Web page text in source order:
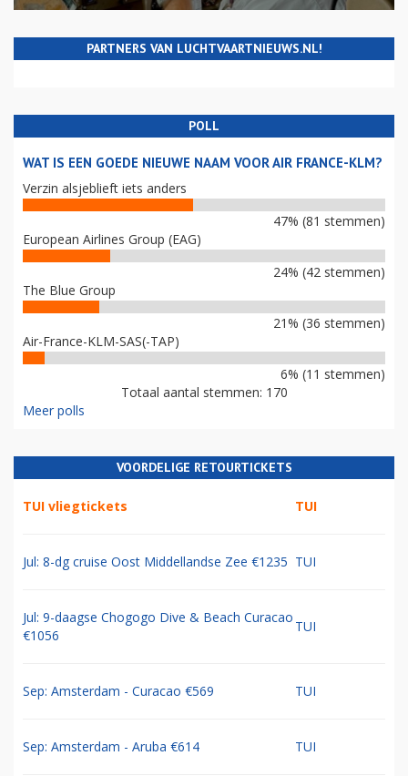
PARTNERS VAN LUCHTVAARTNIEUWS.NL!
POLL
WAT IS EEN GOEDE NIEUWE NAAM VOOR AIR FRANCE-KLM?
Verzin alsjeblieft iets anders
47% (81 stemmen)
European Airlines Group (EAG)
24% (42 stemmen)
The Blue Group
21% (36 stemmen)
Air-France-KLM-SAS(-TAP)
6% (11 stemmen)
Totaal aantal stemmen: 170
Meer polls
VOORDELIGE RETOURTICKETS
TUI vliegtickets TUI
Jul: 8-dg cruise Oost Middellandse Zee €1235 TUI
Jul: 9-daagse Chogogo Dive & Beach Curacao
€1056
TUI
Sep: Amsterdam - Curacao €569 TUI
Sep: Amsterdam - Aruba €614 TUI